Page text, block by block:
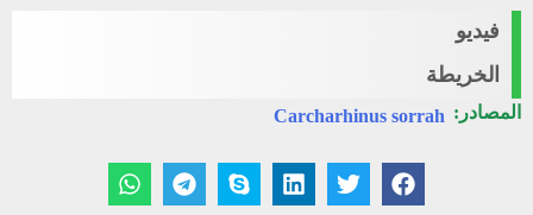
فيديو
الخريطة
المصادر: Carcharhinus sorrah